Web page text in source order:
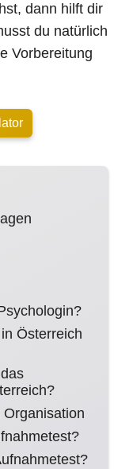
dann hilft dir
du natürlich
Vorbereitung
Österreich